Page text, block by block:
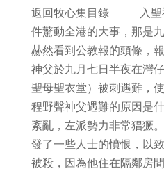
返回牧心集目錄 入聖
件驚動全港的大事，那是
赫然看到公教報的頭條，
神父於九月七日半夜在灣
聖母聖衣堂）被刺遇難，
程野聲神父遇難的原因是
紊亂，左派勢力非常猖獗
發了一些人士的憤恨，以
被殺，因為他住在隔鄰房